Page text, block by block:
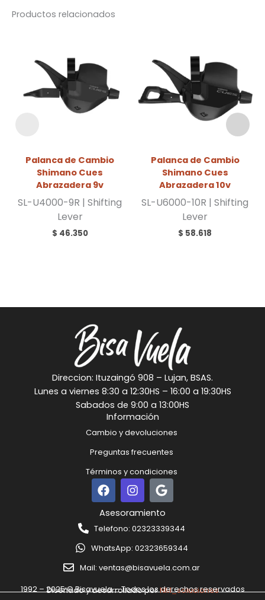
Productos relacionados
Palanca de Cambio
Shimano Cues
Abrazadera 9v
SL-U4000-9R | Shifting
Lever
$ 46.350
Palanca de Cambio
Shimano Cues
Abrazadera 10v
SL-U6000-10R | Shifting
Lever
$ 58.618
Direccion: Ituzaingó 908 – Lujan, BSAS.
Lunes a viernes 8:30 a 12:30HS – 16:00 a 19:30HS
Sabados de 9:00 a 13:00HS
Información
Cambio y devoluciones
Preguntas frecuentes
Términos y condiciones
F
a
c
e
b
o
o
k
I
n
s
t
a
g
r
a
G
o
o
g
l
e
Asesoramiento
Telefono: 02323339344
WhatsApp: 02323659344
Mail: ventas@bisavuela.com.ar
Diseñado y desarrollado porNM_soluciones
1992 – 2025 © Bisavuela – Todos los derechos reservados